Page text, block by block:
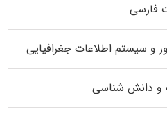
فارسی
و سیستم اطلاعات جغرافیایی
و دانش شناسی